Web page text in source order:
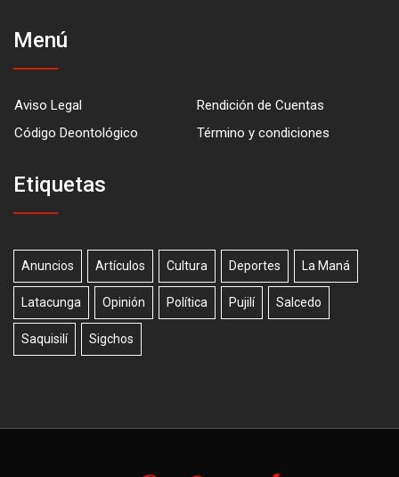
Menú
Aviso Legal
Rendición de Cuentas
Código Deontológico
Término y condiciones
Etiquetas
Anuncios Artículos Cultura Deportes La Maná
Latacunga Opinión Política Pujilí Salcedo
Saquisilí Sigchos